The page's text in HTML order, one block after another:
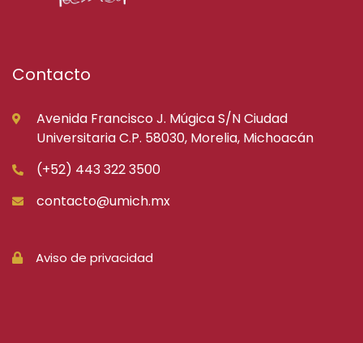
Contacto
Avenida Francisco J. Múgica S/N Ciudad
Universitaria C.P. 58030, Morelia, Michoacán
(+52) 443 322 3500
contacto@umich.mx
Aviso de privacidad